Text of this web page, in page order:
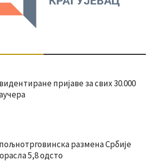
пријаве за свих 30.000
размена Србије
5,8 одсто